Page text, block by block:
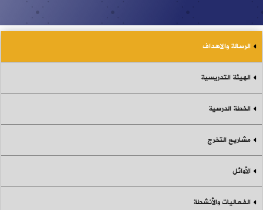
الرسالة والاهداف
الهيئة التدريسية
الخطة الدرسية
مشاريع التخرج
الأوائل
الفعاليات والأنشطة